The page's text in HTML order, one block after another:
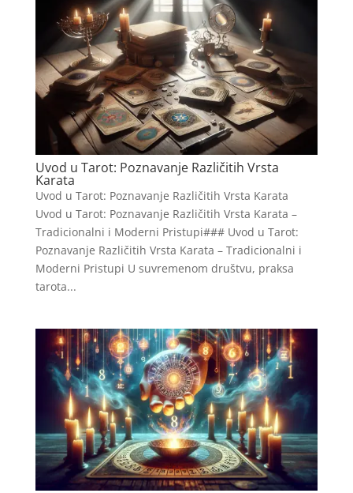
Uvod u Tarot: Poznavanje Različitih Vrsta
Karata
Uvod u Tarot: Poznavanje Različitih Vrsta Karata
Uvod u Tarot: Poznavanje Različitih Vrsta Karata –
Tradicionalni i Moderni Pristupi### Uvod u Tarot:
Poznavanje Različitih Vrsta Karata – Tradicionalni i
Moderni Pristupi U suvremenom društvu, praksa
tarota...